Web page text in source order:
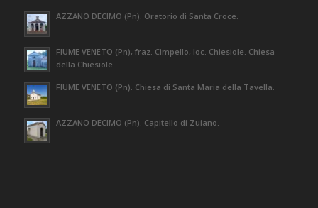
AZZANO DECIMO (Pn). Oratorio di Santa Croce.
FIUME VENETO (Pn), fraz. Cimpello, loc. Chiesiole. Chiesa
della Chiesiole.
FIUME VENETO (Pn). Chiesa di Santa Maria della Tavella.
AZZANO DECIMO (Pn). Capitello di Zuiano.